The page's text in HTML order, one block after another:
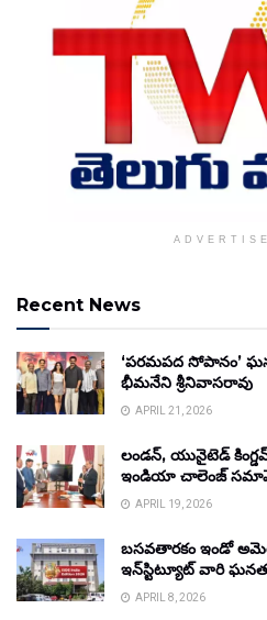
Recent News
‘పరమపద సోపానం’
భీమనేని శ్రీనివాసరావు
APRIL 21, 2026
లండన్, యునైటెడ్
ఇండియా చాలెంజ్
APRIL 19, 2026
బసవతారకం ఇండో
ఇన్‌స్టిట్యూట్ వారి ఘనత
APRIL 8, 2026